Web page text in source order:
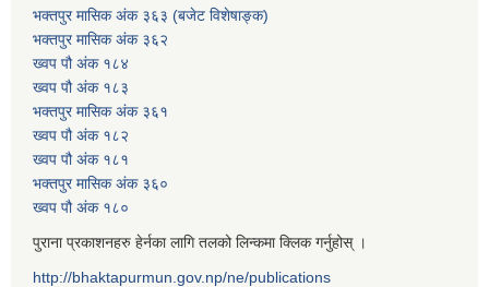
भक्तपुर मासिक अंक ३६३ (बजेट विशेषाङ्क)
भक्तपुर मासिक अंक ३६२
ख्वप पौ अंक १८४
ख्वप पौ अंक १८३
भक्तपुर मासिक अंक ३६१
ख्वप पौ अंक १८२
ख्वप पौ अंक १८१
भक्तपुर मासिक अंक ३६०
ख्वप पौ अंक १८०
पुराना प्रकाशनहरु हेर्नका लागि तलको लिन्कमा क्लिक गर्नुहोस् ।
http://bhaktapurmun.gov.np/ne/publications